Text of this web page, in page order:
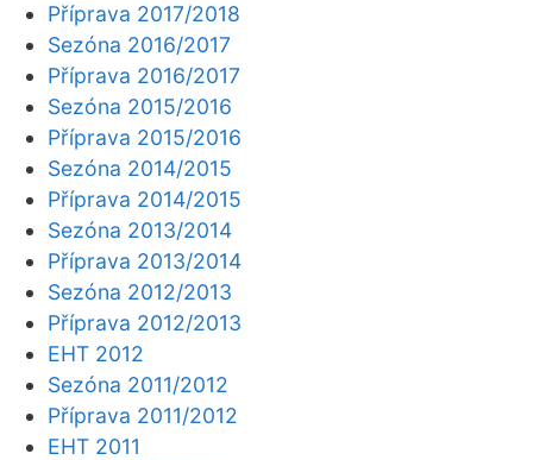
Příprava 2017/2018
Sezóna 2016/2017
Příprava 2016/2017
Sezóna 2015/2016
Příprava 2015/2016
Sezóna 2014/2015
Příprava 2014/2015
Sezóna 2013/2014
Příprava 2013/2014
Sezóna 2012/2013
Příprava 2012/2013
EHT 2012
Sezóna 2011/2012
Příprava 2011/2012
EHT 2011